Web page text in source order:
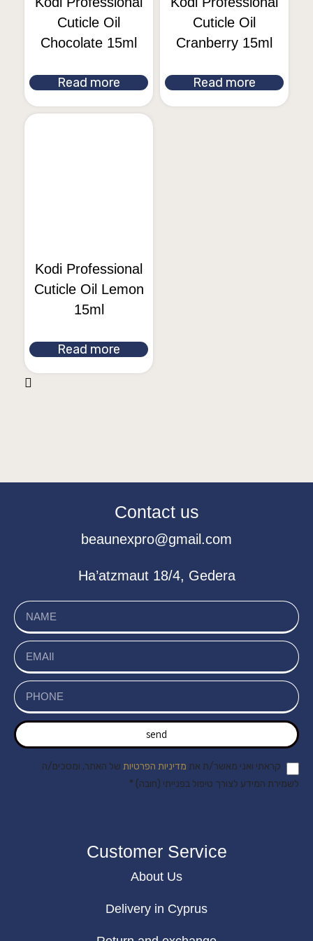
Cuticle Oil
Chocolate 15ml
Read more
Cuticle Oil
Cranberry 15ml
Read more
Kodi Professional
Cuticle Oil Lemon
15ml
Read more
Contact us
beaunexpro@gmail.com
Ha’atzmaut 18/4, Gedera
send
קראתי ואני מאשר/ת את מדיניות הפרטיות של האתר, ומסכים/ה
לשמירת המידע לצורך טיפול בפנייתי (חובה) *
Customer Service
About Us
Delivery in Cyprus